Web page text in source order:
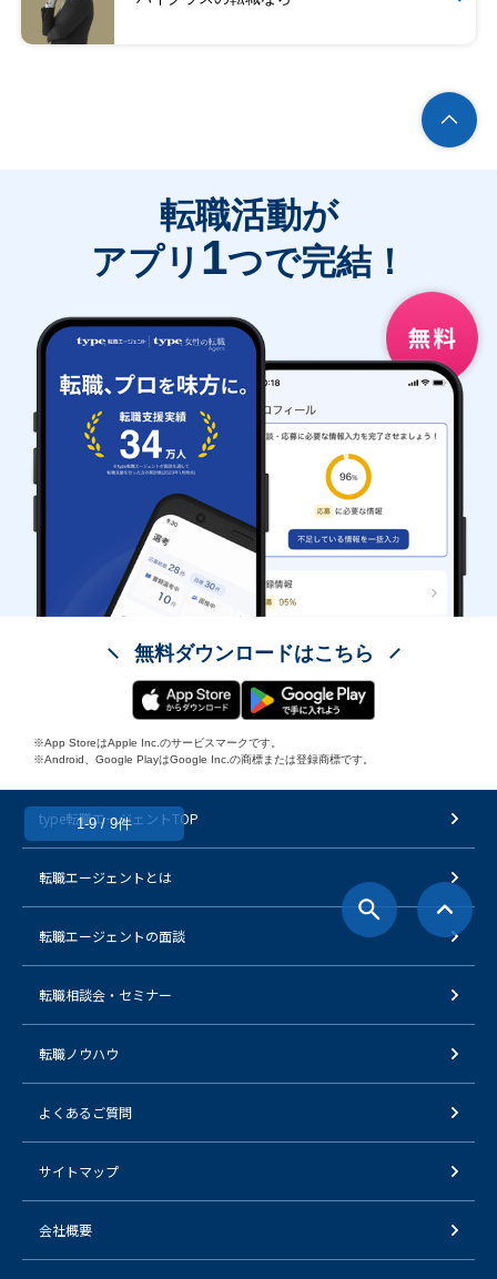
1-9 / 9件
転職活動が
アプリ 1つで完結！
無料ダウンロードはこちら
※App StoreはApple Inc.のサービスマークです。
※Android、Google PlayはGoogle Inc.の商標または登録商標です。
type転職エージェントTOP
転職エージェントとは
転職エージェントの面談
転職相談会・セミナー
転職ノウハウ
よくあるご質問
サイトマップ
会社概要